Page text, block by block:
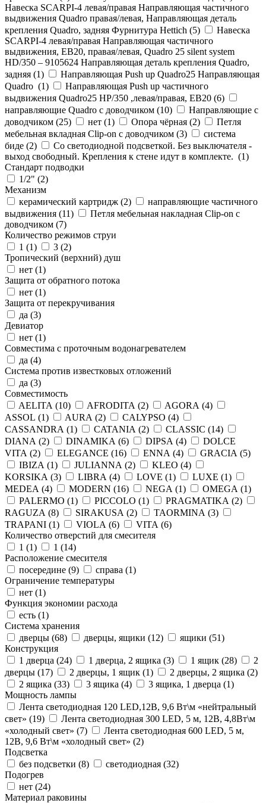
Навеска SCARPI-4 левая/правая Направляющая частичного
выдвижения Quadro правая/левая, Направляющая деталь
крепления Quadro, задняя Фурнитура Hettich (5)
Навеска
SCARPI-4 левая/правая Направляющая частичного
выдвижения, ЕВ20, правая/левая, Quadro 25 silent system
HD/350 – 9105624 Направляющая деталь крепления Quadro,
задняя (1)
Направляющая Push up Quadro25 Направляющая
Quadro (1)
Направляющая Push up частичного
выдвижения Quadro25 НР/350 ,левая/правая, ЕВ20 (6)
направляющие Quadro с доводчиком (10)
Направляющие с
доводчиком (25) нет (1) Опора чёрная (2)
Петля
мебельная вкладная Clip-on с доводчиком (3)
система
биде (2)
Со светодиодной подсветкой. Без выключателя -
выход свободный. Крепления к стене идут в комплекте. (1)
Стандарт подводки
1/2" (2)
Механизм
керамический картридж (2)
направляющие частичного
выдвижения (11)
Петля мебельная накладная Clip-on с
доводчиком (7)
Количество режимов струи
1 (1) 3 (2)
Тропический (верхний) душ
нет (1)
Защита от обратного потока
нет (1)
Защита от перекручивания
да (3)
Девиатор
нет (1)
Совместима с проточным водонагревателем
да (4)
Система против известковых отложений
да (3)
Совместимость
AELITA (10) AFRODITA (2) AGORA (4)
ASSOL (1) AURA (2) CALYPSO (4)
CASSANDRA (1) CATANIA (2) CLASSIC (14)
DIANA (2) DINAMIKA (6) DIPSA (4)
DOLCE
VITA (2) ELEGANCE (16) ENNA (4) GRACIA (5)
IBIZA (1) JULIANNA (2) KLEO (4)
KORSIKA (3) LIBRA (4) LOVE (1) LUXE (1)
MEDEA (4) MODERN (16) NEGA (1) OMEGA (1)
PALERMO (1) PICCOLO (1) PRAGMATIKA (2)
RAGUZA (8) SIRAKUSA (2) TAORMINA (3)
TRAPANI (1) VIOLA (6) VITA (6)
Количество отверстий для смесителя
1 (1) 1 (14)
Расположение смесителя
посередине (9) справа (1)
Ограничение температуры
нет (1)
Функция экономии расхода
есть (1)
Система хранения
дверцы (68) дверцы, ящики (12) ящики (51)
Конструкция
1 дверца (24) 1 дверца, 2 ящика (3) 1 ящик (28)
2
дверцы (17) 2 дверцы, 1 ящик (1) 2 дверцы, 2 ящика (2)
2 ящика (33) 3 ящика (4) 3 ящика, 1 дверца (1)
Мощность лампы
Лента светодиодная 120 LED,12В, 9,6 Вт\м «нейтральный
свет» (19)
Лента светодиодная 300 LED, 5 м, 12В, 4,8Вт\м
«холодный свет» (7)
Лента светодиодная 600 LED, 5 м,
12В, 9,6 Вт\м «холодный свет» (2)
Подсветка
без подсветки (8) светодиодная (32)
Подогрев
нет (24)
Материал раковины